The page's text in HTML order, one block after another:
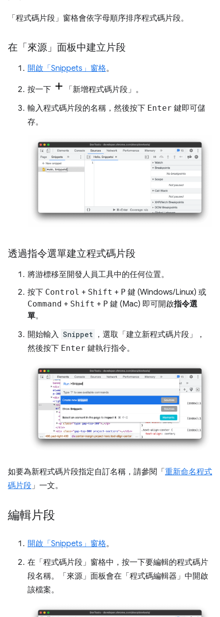
「程式碼片段」 窗格會依字母順序排序程式碼片段。
在「來源」面板中建立片段
開啟「Snippets」 窗格。
按一下 「新增程式碼片段」 。
輸入程式碼片段的名稱，然後按下 Enter 鍵即可儲
存。
透過指令選單建立程式碼片段
將游標移至開發人員工具中的任何位置。
按下 Control + Shift + P 鍵 (Windows/Linux) 或
Command + Shift + P 鍵 (Mac) 即可開啟指令選
單。
開始輸入 Snippet ，選取「建立新程式碼片段」
，
然後按下 Enter 鍵執行指令。
如要為新程式碼片段指定自訂名稱，請參閱「 重新命名程式
碼片段」一文。
編輯片段
開啟「Snippets」 窗格。
在「程式碼片段」 窗格中，按一下要編輯的程式碼片
段名稱。「來源」 面板會在「程式碼編輯器」 中開啟
該檔案。